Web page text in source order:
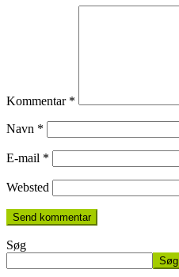
Kommentar *
Navn *
E-mail *
Websted
Søg
Søg